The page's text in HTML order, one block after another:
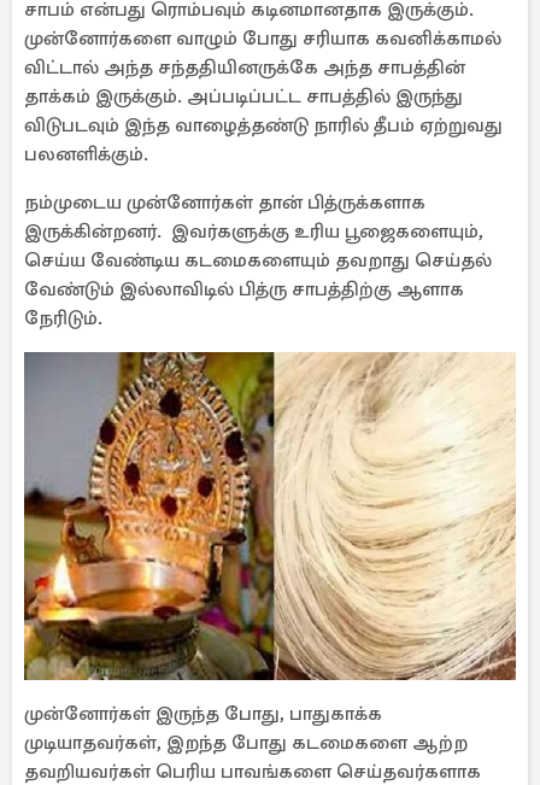
சாபம் என்பது ரொம்பவும் கடினமானதாக இருக்கும்.
முன்னோர்களை வாழும் போது சரியாக கவனிக்காமல்
விட்டால் அந்த சந்ததியினருக்கே அந்த சாபத்தின்
தாக்கம் இருக்கும். அப்படிப்பட்ட சாபத்தில் இருந்து
விடுபடவும் இந்த வாழைத்தண்டு நாரில் தீபம் ஏற்றுவது
பலனளிக்கும்.
நம்முடைய முன்னோர்கள் தான் பித்ருக்களாக
இருக்கின்றனர். இவர்களுக்கு உரிய பூஜைகளையும்,
செய்ய வேண்டிய கடமைகளையும் தவறாது செய்தல்
வேண்டும் இல்லாவிடில் பித்ரு சாபத்திற்கு ஆளாக
நேரிடும்.
முன்னோர்கள் இருந்த போது, பாதுகாக்க
முடியாதவர்கள், இறந்த போது கடமைகளை ஆற்ற
தவறியவர்கள் பெரிய பாவங்களை செய்தவர்களாக